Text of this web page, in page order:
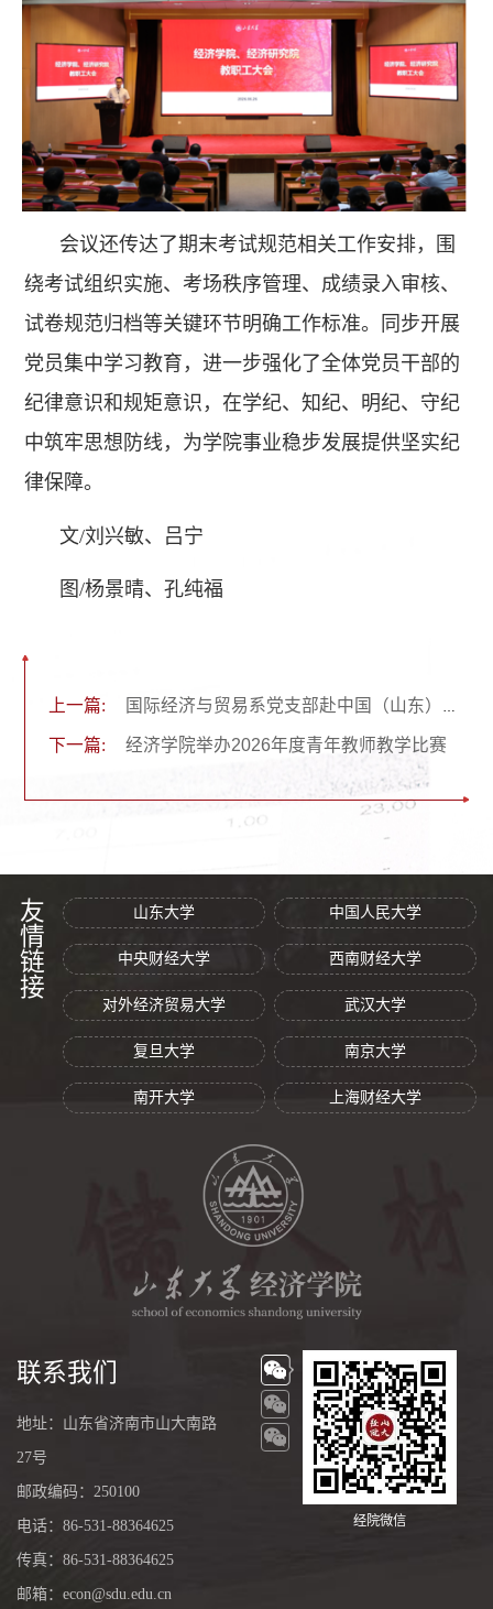
会议还传达了期末考试规范相关工作安排，围
绕考试组织实施、考场秩序管理、成绩录入审核、
试卷规范归档等关键环节明确工作标准。同步开展
党员集中学习教育，进一步强化了全体党员干部的
纪律意识和规矩意识，在学纪、知纪、明纪、守纪
中筑牢思想防线，为学院事业稳步发展提供坚实纪
律保障。
文/刘兴敏、吕宁
图/杨景晴、孔纯福
上一篇: 国际经济与贸易系党支部赴中国（山东）自由贸易试验区济南片区开展实地调研
下一篇: 经济学院举办2026年度青年教师教学比赛
友情链接 山东大学 中国人民大学
中央财经大学 西南财经大学
对外经济贸易大学 武汉大学
复旦大学 南京大学
南开大学 上海财经大学
联系我们
地址：山东省济南市山大南路
27号
邮政编码：250100
电话：86-531-88364625
传真：86-531-88364625
邮箱：econ@sdu.edu.cn
经院微信